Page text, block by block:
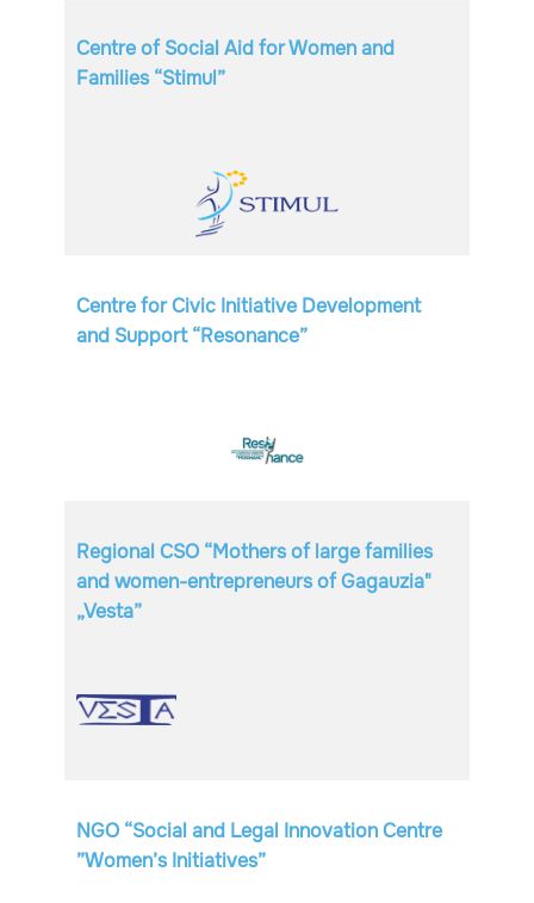
Centre of Social Aid for Women and
Families “Stimul”
Centre for Civic Initiative Development
and Support “Resonance”
Regional CSO “Mothers of large families
and women-entrepreneurs of Gagauzia"
„Vesta”
NGO “Social and Legal Innovation Centre
”Women’s Initiatives”